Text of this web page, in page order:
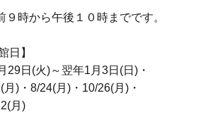
９時から午後１０時までです。
日】
29日(火)～翌年1月3日(日)・
)・8/24(月)・10/26(月)・
月)